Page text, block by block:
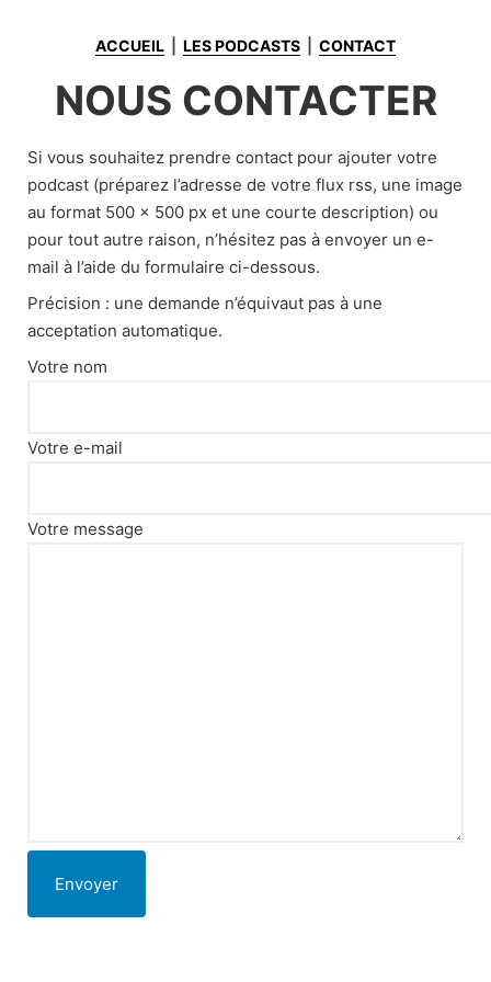
ACCUEIL LES PODCASTS CONTACT
NOUS CONTACTER
Si vous souhaitez prendre contact pour ajouter votre
podcast (préparez l’adresse de votre flux rss, une image
au format 500 x 500 px et une courte description) ou
pour tout autre raison, n’hésitez pas à envoyer un e-
mail à l’aide du formulaire ci-dessous.
Précision : une demande n’équivaut pas à une
acceptation automatique.
Votre nom
Votre e-mail
Votre message